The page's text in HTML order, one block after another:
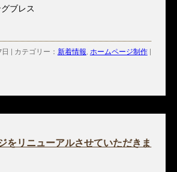
ブレス
| カテゴリー： 新着情報 ホームページ制作|
をリニューアルさせていただきま